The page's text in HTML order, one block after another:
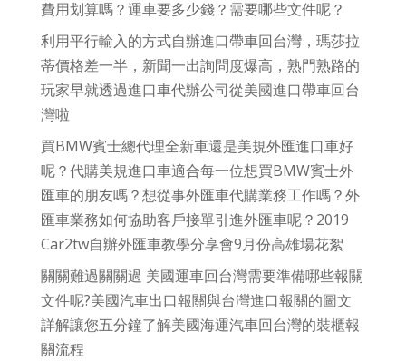
費用划算嗎？運車要多少錢？需要哪些文件呢？
利用平行輸入的方式自辦進口帶車回台灣，瑪莎拉
蒂價格差一半，新聞一出詢問度爆高，熟門熟路的
玩家早就透過進口車代辦公司從美國進口帶車回台
灣啦
買BMW賓士總代理全新車還是美規外匯進口車好
呢？代購美規進口車適合每一位想買BMW賓士外
匯車的朋友嗎？想從事外匯車代購業務工作嗎？外
匯車業務如何協助客戶接單引進外匯車呢？2019
Car2tw自辦外匯車教學分享會9月份高雄場花絮
關關難過關關過 美國運車回台灣需要準備哪些報關
文件呢?美國汽車出口報關與台灣進口報關的圖文
詳解讓您五分鐘了解美國海運汽車回台灣的裝櫃報
關流程